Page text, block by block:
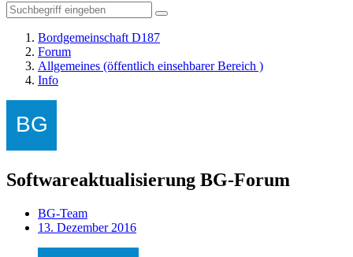
Bordgemeinschaft D187
Forum
Allgemeines (öffentlich einsehbarer Bereich )
Info
Softwareaktualisierung BG-Forum
BG-Team
13. Dezember 2016